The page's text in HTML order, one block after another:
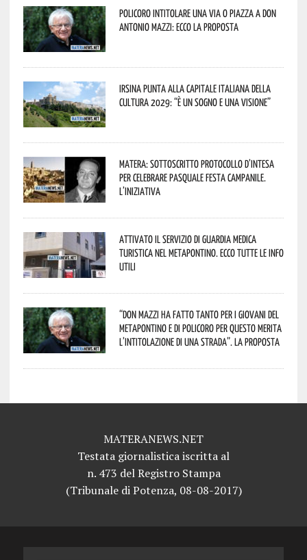
Policoro intitolare una via o piazza a don
Antonio Mazzi: ecco la proposta
Irsina punta alla Capitale italiana della
Cultura 2029: “È un sogno e una visione”
Matera: sottoscritto protocollo d’intesa
per celebrare Pasquale Festa Campanile.
L’iniziativa
Attivato il servizio di Guardia Medica
Turistica nel Metapontino. Ecco tutte le info
utili
“Don Mazzi ha fatto tanto per i giovani del
Metapontino e di Policoro per questo merita
l’intitolazione di una strada”. La proposta
MATERANEWS.NET
Testata giornalistica iscritta al
n. 473 del Registro Stampa
(Tribunale di Potenza, 08-08-2017)